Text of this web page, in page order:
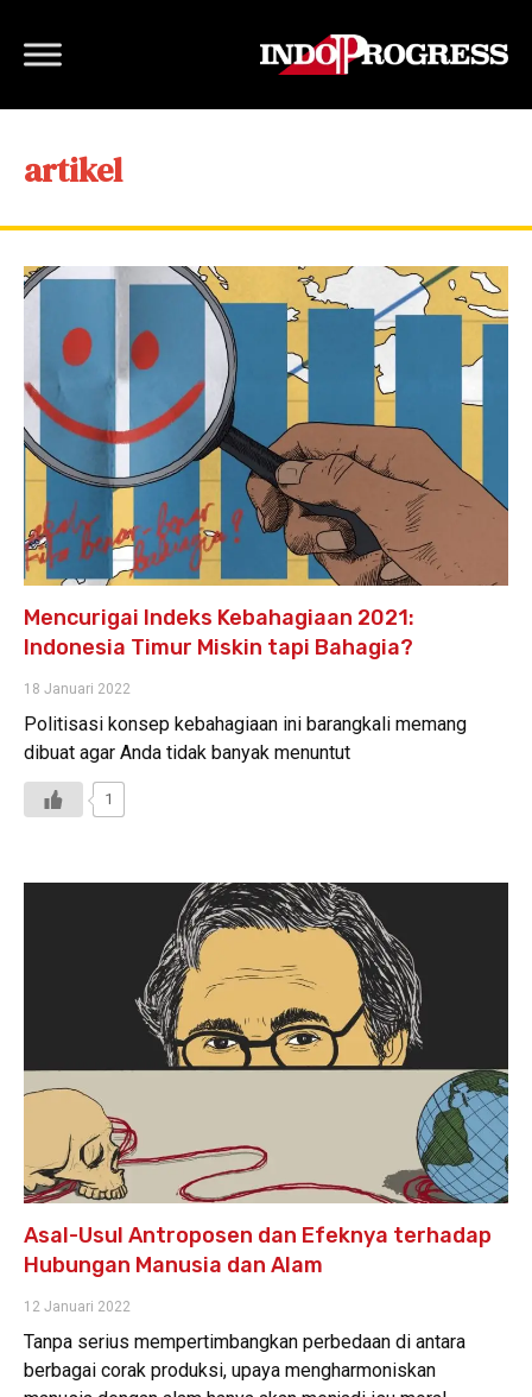
artikel
Mencurigai Indeks Kebahagiaan 2021:
Indonesia Timur Miskin tapi Bahagia?
18 Januari 2022
Politisasi konsep kebahagiaan ini barangkali memang
dibuat agar Anda tidak banyak menuntut
1
Asal-Usul Antroposen dan Efeknya terhadap
Hubungan Manusia dan Alam
12 Januari 2022
Tanpa serius mempertimbangkan perbedaan di antara
berbagai corak produksi, upaya mengharmoniskan